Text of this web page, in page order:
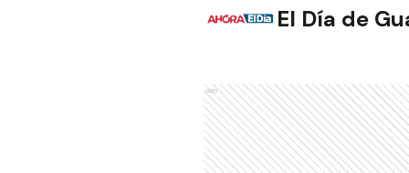
El Día de
Ads